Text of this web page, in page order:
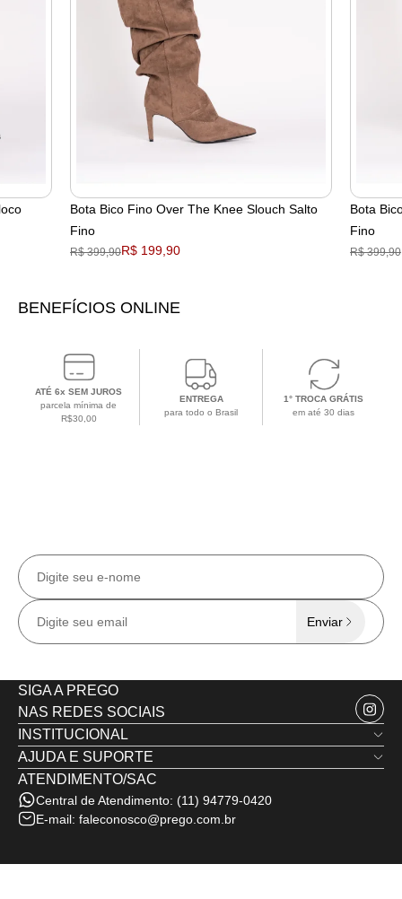
Bota Bico Fino Over The Knee Slouch Salto
Fino
R$ 399,90R$ 199,90
Bota
Fino
R$ 399,90
BENEFÍCIOS ONLINE
ATÉ 6x SEM JUROS
parcela mínima de
R$30,00
ENTREGA
para todo o Brasil
1° TROCA GRÁTIS
em até 30 dias
Enviar
SIGA A PREGO
NAS REDES SOCIAIS
INSTITUCIONAL
Quem Somos
Nossas Lojas
Minha Conta
AJUDA E SUPORTE
Trocas e Devoluções
Política de Privacidade
Termos de Uso
ATENDIMENTO/SAC
Central de Atendimento: (11) 94779-0420
E-mail: faleconosco@prego.com.br